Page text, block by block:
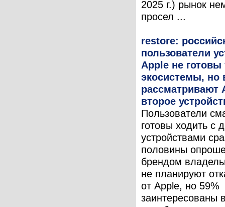
2025 г.) рынок
просел ...
restore:
пользователи
Apple не готовы
экосистемы, но
рассматривают
второе
Пользователи
готовы ходить с
устройствами
половины
брендом
не планируют
от Apple, но 59%
заинтересованы